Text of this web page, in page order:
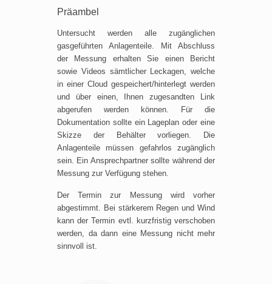
Präambel
Untersucht werden alle zugänglichen
gasgeführten Anlagenteile. Mit Abschluss
der Messung erhalten Sie einen Bericht
sowie Videos sämtlicher Leckagen, welche
in einer Cloud gespeichert/hinterlegt werden
und über einen, Ihnen zugesandten Link
abgerufen werden können. Für die
Dokumentation sollte ein Lageplan oder eine
Skizze der Behälter vorliegen. Die
Anlagenteile müssen gefahrlos zugänglich
sein. Ein Ansprechpartner sollte während der
Messung zur Verfügung stehen.
Der Termin zur Messung wird vorher
abgestimmt. Bei stärkerem Regen und Wind
kann der Termin evtl. kurzfristig verschoben
werden, da dann eine Messung nicht mehr
sinnvoll ist.